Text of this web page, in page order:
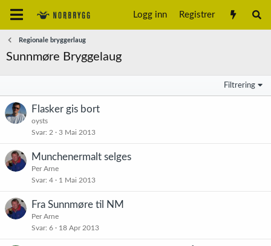
Logg inn Registrer
Regionale bryggerlaug
Sunnmøre Bryggelaug
Filtrering
Flasker gis bort
oysts
Svar 2 3 Mai 2013
Munchenermalt selges
Per Arne
Svar 4 1 Mai 2013
Fra Sunnmøre til NM
Per Arne
Svar 6 18 Apr 2013